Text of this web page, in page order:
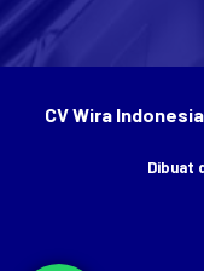
CV Wira
Dibuat